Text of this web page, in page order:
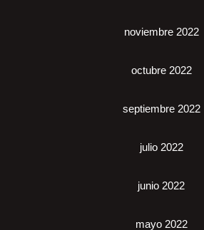
noviembre 2022
octubre 2022
septiembre 2022
julio 2022
junio 2022
mayo 2022